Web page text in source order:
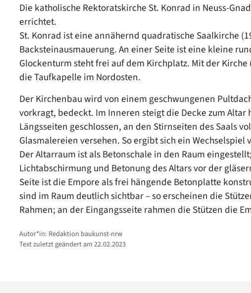
Die katholische Rektoratskirche St. Konrad in Neuss-
errichtet.
St. Konrad ist eine annähernd quadratische Saalkirche
Backsteinausmauerung. An einer Seite ist eine kleine
Glockenturm steht frei auf dem Kirchplatz. Mit der
die Taufkapelle im Nordosten.
Der Kirchenbau wird von einem geschwungenen
vorkragt, bedeckt. Im Inneren steigt die Decke zum Altar
Längsseiten geschlossen, an den Stirnseiten des Saals
Glasmalereien versehen. So ergibt sich ein
Der Altarraum ist als Betonschale in den Raum
Lichtabschirmung und Betonung des Altars vor der
Seite ist die Empore als frei hängende Betonplatte
sind im Raum deutlich sichtbar – so erscheinen die
Rahmen; an der Eingangsseite rahmen die Stützen die
Autor*in: Redaktion baukunst-nrw
Text zuletzt geändert am 22.02.2023